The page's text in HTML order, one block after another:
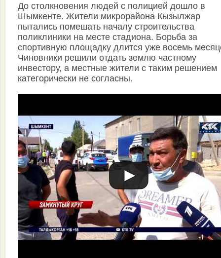
До столкновения людей с полицией дошло в
Шымкенте. Жители микрорайона Кызылжар
пытались помешать началу строительства
поликлиники на месте стадиона. Борьба за
спортивную площадку длится уже восемь
Чиновники решили отдать землю частному
инвестору, а местные жители с таким решением
категорически не согласны.